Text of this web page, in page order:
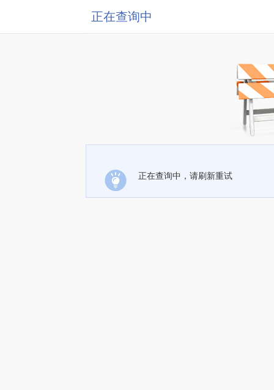
正在查询中
正在查询中，请刷新重试